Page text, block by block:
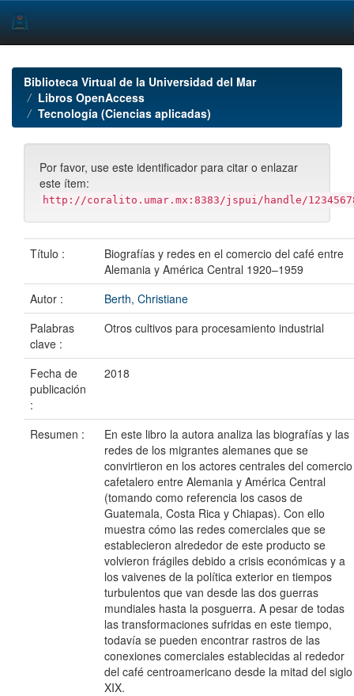
navigationBiblioteca Virtual de la Universidad del Mar
Libros OpenAccess
Tecnología (Ciencias aplicadas)
Por favor, use este identificador para citar o enlazar
este ítem:
http://coralito.umar.mx:8383/jspui/handle/
Título :
Biografías y redes en el comercio del café entre
Alemania y América Central 1920–1959
Autor :
Berth, Christiane
Palabras
clave :
Otros cultivos para procesamiento industrial
Fecha de
publicación
:
2018
Resumen :
En este libro la autora analiza las biografías y las
redes de los migrantes alemanes que se
convirtieron en los actores centrales del comercio
cafetalero entre Alemania y América Central
(tomando como referencia los casos de
Guatemala, Costa Rica y Chiapas). Con ello
muestra cómo las redes comerciales que se
establecieron alrededor de este producto se
volvieron frágiles debido a crisis económicas y a
los vaivenes de la política exterior en tiempos
turbulentos que van desde las dos guerras
mundiales hasta la posguerra. A pesar de todas
las transformaciones sufridas en este tiempo,
todavía se pueden encontrar rastros de las
conexiones comerciales establecidas al rededor
del café centroamericano desde la mitad del siglo
XIX.